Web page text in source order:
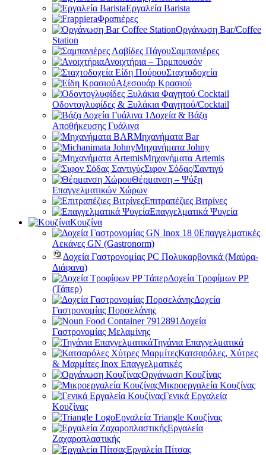
Εργαλεία Barista
Φραπιέρες
Οργάνωση Bar/Coffee
Station
Σαμπανιέρες
Ανοιχτήρια – Τιρμπουσόν
Σταχτοδοχεία
Αξεσουάρ Κρασιού
Οδοντογλυφίδες & Ξυλάκια Φαγητού/Cocktail
Δοχεία & Βάζα
Αποθήκευσης Γυάλινα
Μηχανήματα Bar
Μηχανήματα Johny
Μηχανήματα Artemis
Σιφον Σόδας/Σαντιγύ
Θέρμανση – Ψύξη
Επαγγελματικών Χώρων
Επιτραπέζιες Βιτρίνες
Επαγγελματικά Ψυγεία
Κουζίνα
Επαγγελματικές
Λεκάνες GN (Gastronorm)
Δοχεία Γαστρονομίας PC Πολυκαρβονικά (Μαύρα-
Διάφανα)
Δοχεία Τροφίμων PP
(Τάπερ)
Δοχεία
Γαστρονομίας Πορσελάνης
Δοχεία
Γαστρονομίας Μελαμίνης
Τηγάνια Επαγγελματικά
Κατσαρόλες, Χύτρες
& Μαρμίτες Inox Επαγγελματικές
Οργάνωση Κουζίνας
Μικροεργαλεία Κουζίνας
Γενικά Εργαλεία
Κουζίνας
Εργαλεία Triangle Κουζίνας
Εργαλεία
Ζαχαροπλαστικής
Εργαλεία Πίτσας